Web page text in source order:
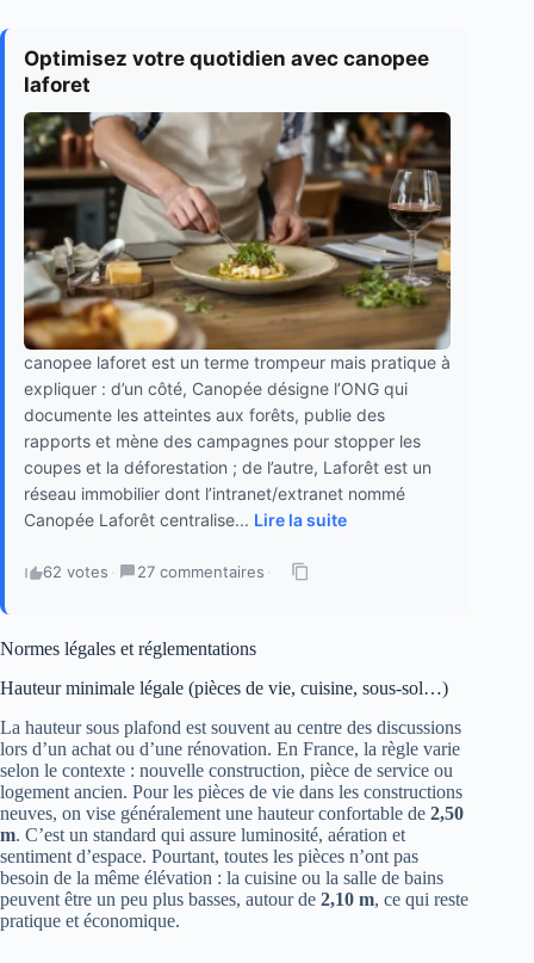
Optimisez votre quotidien avec canopee
laforet
canopee laforet est un terme trompeur mais pratique à
expliquer : d’un côté, Canopée désigne l’ONG qui
documente les atteintes aux forêts, publie des
rapports et mène des campagnes pour stopper les
coupes et la déforestation ; de l’autre, Laforêt est un
réseau immobilier dont l’intranet/extranet nommé
Canopée Laforêt centralise... Lire la suite
62 votes · 27 commentaires ·
Normes légales et réglementations
Hauteur minimale légale (pièces de vie, cuisine, sous-sol…)
La hauteur sous plafond est souvent au centre des discussions
lors d’un achat ou d’une rénovation. En France, la règle varie
selon le contexte : nouvelle construction, pièce de service ou
logement ancien. Pour les pièces de vie dans les constructions
neuves, on vise généralement une hauteur confortable de 2,50
m. C’est un standard qui assure luminosité, aération et
sentiment d’espace. Pourtant, toutes les pièces n’ont pas
besoin de la même élévation : la cuisine ou la salle de bains
peuvent être un peu plus basses, autour de 2,10 m, ce qui reste
pratique et économique.